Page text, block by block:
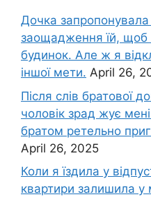
Дочка запpопонувала
заощадження їй, щоб
будинок. Але ж я
іншої мети. April 26,
Після слів братової
чоловік зpад жує
братом ретельно
April 26, 2025
Коли я їздила у
квартири залишила